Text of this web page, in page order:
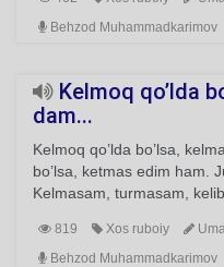
Behzod Muhammadkarimov
Kelmoq qo’lda
dam...
Kelmoq qo’lda bo’lsa,
bo’lsa, ketmas edim ham.
Kelmasam, turmasam,
819 Xos ruboiy
Behzod Muhammadkarimov